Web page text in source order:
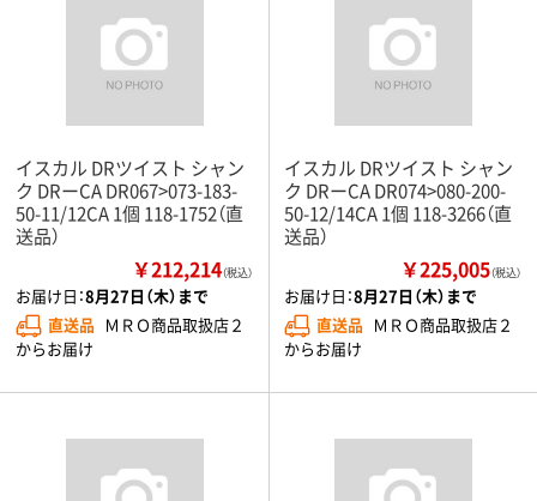
イスカル DRツイスト シャン
ク DRーCA DR067>073-183-
50-11/12CA 1個 118-1752（直
送品）
￥212,214（税込）
お届け日：8月27日（木）まで
直送品 ＭＲＯ商品取扱店２
からお届け
イスカル DRツイスト シャン
ク DRーCA DR074>080-200-
50-12/14CA 1個 118-3266（直
送品）
￥225,005（税込）
お届け日：8月27日（木）まで
直送品 ＭＲＯ商品取扱店２
からお届け